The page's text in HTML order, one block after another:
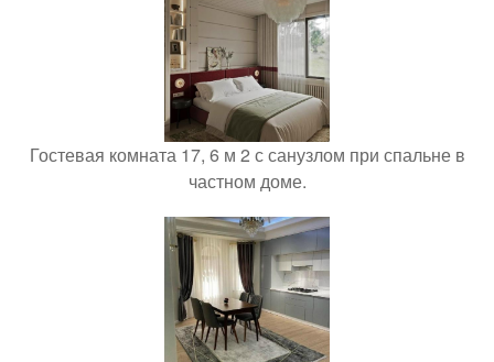
Гостевая комната 17, 6 м 2 с санузлом при спальне в
частном доме.